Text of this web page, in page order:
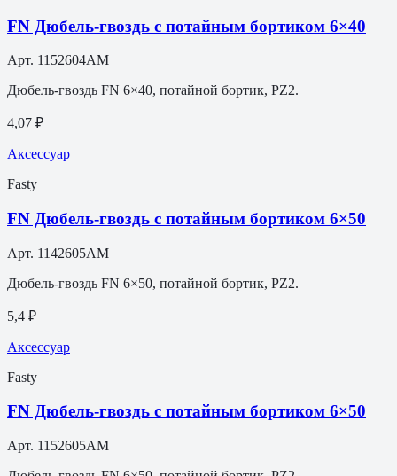
FN Дюбель-гвоздь с потайным бортиком 6×40
Арт. 1152604AM
Дюбель-гвоздь FN 6×40, потайной бортик, PZ2.
4,07 ₽
Аксессуар
Fasty
FN Дюбель-гвоздь с потайным бортиком 6×50
Арт. 1142605AM
Дюбель-гвоздь FN 6×50, потайной бортик, PZ2.
5,4 ₽
Аксессуар
Fasty
FN Дюбель-гвоздь с потайным бортиком 6×50
Арт. 1152605AM